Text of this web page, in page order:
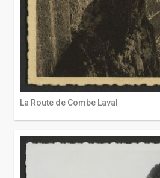
La Route de Combe Laval